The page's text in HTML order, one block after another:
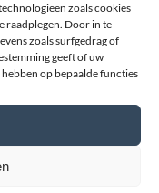
zoals cookies
raadplegen. Door in te
zoals surfgedrag of
geeft of uw
op bepaalde functies